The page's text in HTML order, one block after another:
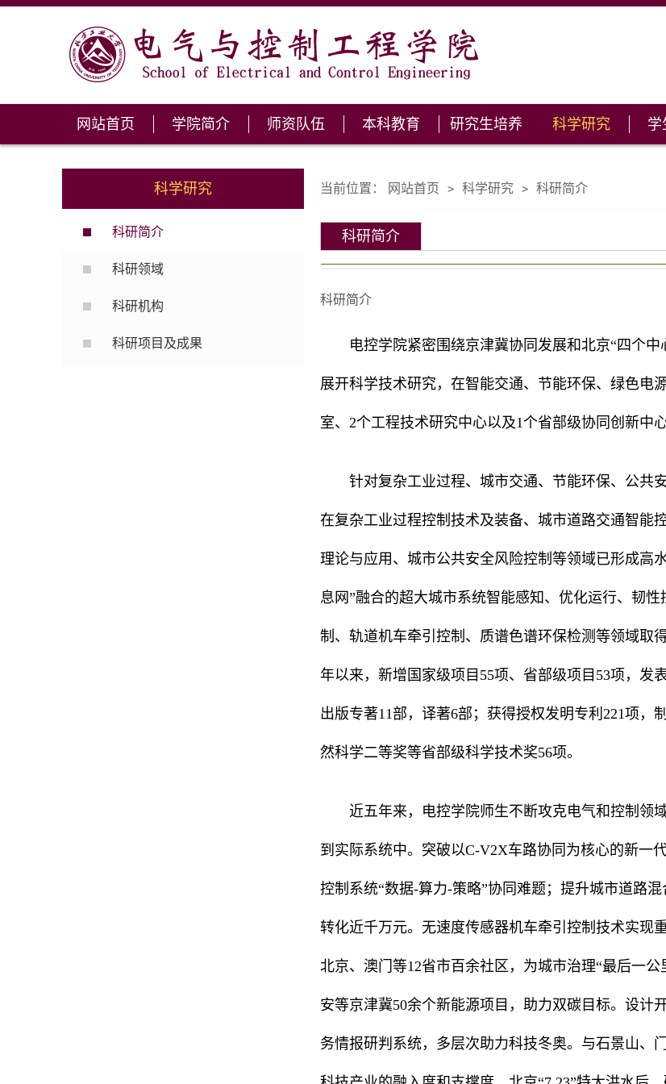
网站首页 学院简介 师资队伍 本科教育 研究生培养 科学研究 学
科学研究
科研简介
科研领域
科研机构
科研项目及成果
当前位置： 网站首页 > 科学研究 > 科研简介
科研简介
科研简介
电控学院紧密围绕京津冀协同发展和北京“四个
展开科学技术研究，在智能交通、节能环保、绿色电
室、2个工程技术研究中心以及1个省部级协同创新中
针对复杂工业过程、城市交通、节能环保、公共
在复杂工业过程控制技术及装备、城市道路交通智能
理论与应用、城市公共安全风险控制等领域已形成高
息网”融合的超大城市系统智能感知、优化运行、韧
制、轨道机车牵引控制、质谱色谱环保检测等领域取
年以来，新增国家级项目55项、省部级项目53项，发
出版专著11部，译著6部；获得授权发明专利221项，
然科学二等奖等省部级科学技术奖56项。
近五年来，电控学院师生不断攻克电气和控制领
到实际系统中。突破以C-V2X车路协同为核心的新一
控制系统“数据-算力-策略”协同难题；提升城市道路
转化近千万元。无速度传感器机车牵引控制技术实现
北京、澳门等12省市百余社区，为城市治理“最后一
安等京津冀50余个新能源项目，助力双碳目标。设计
务情报研判系统，多层次助力科技冬奥。与石景山、